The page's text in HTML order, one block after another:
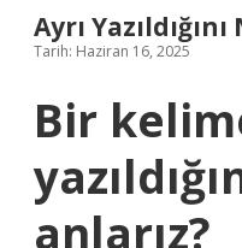
Ayrı
Tarih: Haziran 16, 2025
Bir
anlarız?